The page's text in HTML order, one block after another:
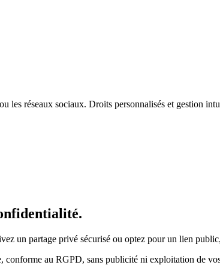
les réseaux sociaux. Droits personnalisés et gestion
un partage privé sécurisé ou optez pour un lien
conforme au RGPD, sans publicité ni exploitation de